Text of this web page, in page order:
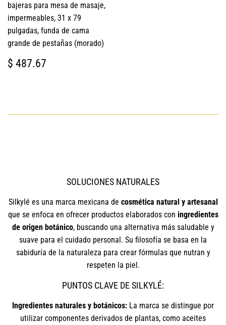
bajeras para mesa de masaje,
impermeables, 31 x 79
pulgadas, funda de cama
grande de pestañas (morado)
PRECIO
HABITUAL
$ 487.67
SOLUCIONES NATURALES
Silkylé es una marca mexicana de cosmética natural y artesanal
que se enfoca en ofrecer productos elaborados con ingredientes
de origen botánico, buscando una alternativa más saludable y
suave para el cuidado personal. Su filosofía se basa en la
sabiduría de la naturaleza para crear fórmulas que nutran y
respeten la piel.
PUNTOS CLAVE DE SILKYLÉ:
Ingredientes naturales y botánicos: La marca se distingue por
utilizar componentes derivados de plantas, como aceites